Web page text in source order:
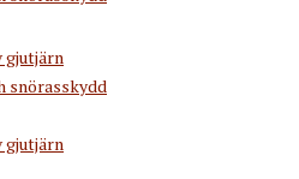
gjutjärn
snörasskydd
gjutjärn